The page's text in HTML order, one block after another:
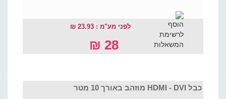
לפני מע"מ : 23.93 ₪
28 ₪
כבל HDMI - DVI מוזהב באורך 10 מטר